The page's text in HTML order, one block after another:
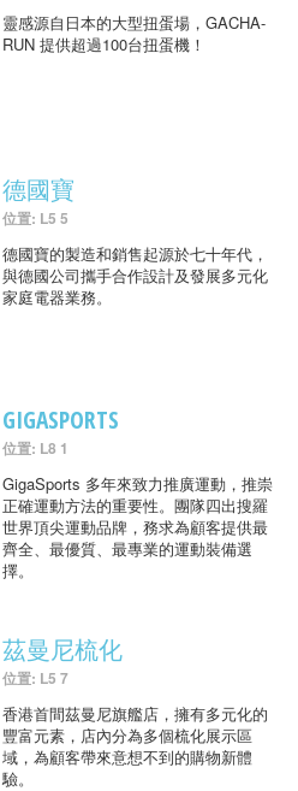
靈感源自日本的大型扭蛋場，GACHA-
RUN 提供超過100台扭蛋機！
德國寶
位置: L5 5
德國寶的製造和銷售起源於七十年代，
與德國公司攜手合作設計及發展多元化
家庭電器業務。
GIGASPORTS
位置: L8 1
GigaSports 多年來致力推廣運動，推崇
正確運動方法的重要性。團隊四出搜羅
世界頂尖運動品牌，務求為顧客提供最
齊全、最優質、最專業的運動裝備選
擇。
茲曼尼梳化
位置: L5 7
香港首間茲曼尼旗艦店，擁有多元化的
豐富元素，店內分為多個梳化展示區
域，為顧客帶來意想不到的購物新體
驗。